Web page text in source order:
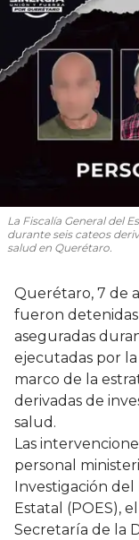
La Fiscalía General del
durante seis cateos
salud en Querétaro.
Querétaro, 7 de
fueron detenidas
aseguradas
ejecutadas por la
marco de la
derivadas de
salud.
Las
personal
Investigación del
Estatal (POES),
Secretaría de la